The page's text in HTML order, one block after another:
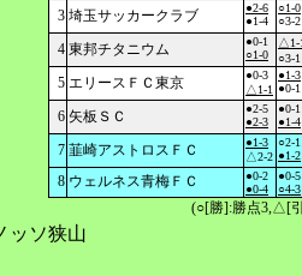
3 埼玉サッカークラブ
●2-6
●1-4
○1-0
○3-2
4 東邦チタニウム
●0-1
○1-0
△1-
○3-1
5 エリースＦＣ東京
●0-3
△1-1
●1-3
●0-1
6 矢板ＳＣ
●2-5
●2-3
●0-1
●1-4
7 韮崎アストロスＦＣ
●1-3
△2-2
○2-1
●1-2
8 ウェルネス青梅ＦＣ
●0-2
●0-4
●0-5
○4-3
(○[勝]:勝点3,△[
ッソ狭山